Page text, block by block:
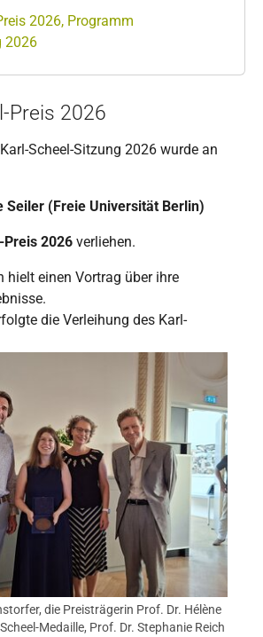
2026, Programm
2026
die Preisträgerin Prof. Dr. Hélène
Medaille, Prof. Dr. Stephanie Reich
Preis 2026
Scheel-Sitzung 2026 wurde an
Seiler (Freie Universität Berlin)
Preis 2026 verliehen.
hielt einen Vortrag über ihre
die Verleihung des Karl-